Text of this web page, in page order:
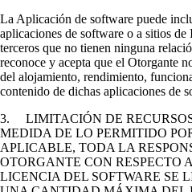
La Aplicación de software puede
aplicaciones de software o a sitios
terceros que no tienen ninguna
reconoce y acepta que el Otorgante
del alojamiento, rendimiento,
contenido de dichas aplicaciones de
3. LIMITACIÓN DE
MEDIDA DE LO PERMITIDO
APLICABLE, TODA LA
OTORGANTE CON RESPECTO
LICENCIA DEL SOFTWARE SE